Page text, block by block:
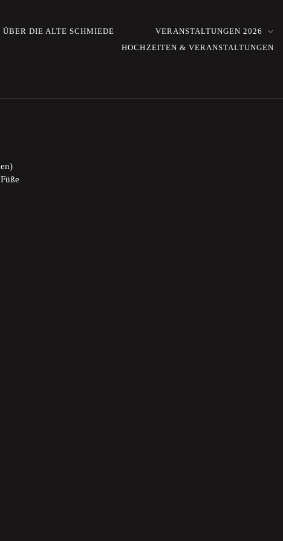
ÜBER DIE ALTE SCHMIEDE
VERANSTALTUNGEN 2026
HOCHZEITEN & VERANSTALTUNGEN